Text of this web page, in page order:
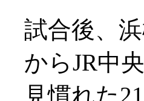
試合後、
からJR中
見慣れた